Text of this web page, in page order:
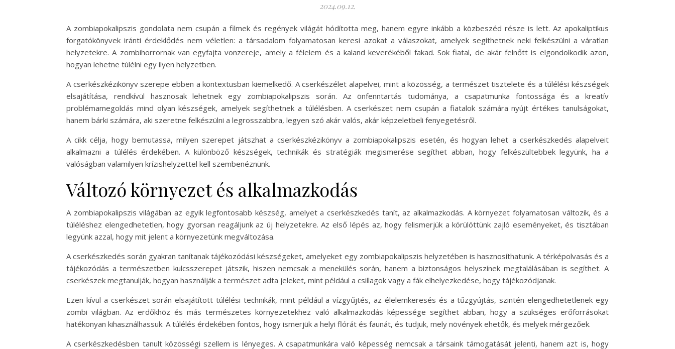
2024.09.12.
A zombiapokalipszis gondolata nem csupán a filmek és regények világát hódította meg, hanem egyre inkább a közbeszéd része is lett. Az apokaliptikus
forgatókönyvek iránti érdeklődés nem véletlen: a társadalom folyamatosan keresi azokat a válaszokat, amelyek segíthetnek neki felkészülni a váratlan
helyzetekre. A zombihorrornak van egyfajta vonzereje, amely a félelem és a kaland keverékéből fakad. Sok fiatal, de akár felnőtt is elgondolkodik azon,
hogyan lehetne túlélni egy ilyen helyzetben.
A cserkészkézikönyv szerepe ebben a kontextusban kiemelkedő. A cserkészélet alapelvei, mint a közösség, a természet tisztelete és a túlélési készségek
elsajátítása, rendkívül hasznosak lehetnek egy zombiapokalipszis során. Az önfenntartás tudománya, a csapatmunka fontossága és a kreatív
problémamegoldás mind olyan készségek, amelyek segíthetnek a túlélésben. A cserkészet nem csupán a fiatalok számára nyújt értékes tanulságokat,
hanem bárki számára, aki szeretne felkészülni a legrosszabbra, legyen szó akár valós, akár képzeletbeli fenyegetésről.
A cikk célja, hogy bemutassa, milyen szerepet játszhat a cserkészkézikönyv a zombiapokalipszis esetén, és hogyan lehet a cserkészkedés alapelveit
alkalmazni a túlélés érdekében. A különböző készségek, technikák és stratégiák megismerése segíthet abban, hogy felkészültebbek legyünk, ha a
valóságban valamilyen krízishelyzettel kell szembenéznünk.
Változó környezet és alkalmazkodás
A zombiapokalipszis világában az egyik legfontosabb készség, amelyet a cserkészkedés tanít, az alkalmazkodás. A környezet folyamatosan változik, és a
túléléshez elengedhetetlen, hogy gyorsan reagáljunk az új helyzetekre. Az első lépés az, hogy felismerjük a körülöttünk zajló eseményeket, és tisztában
legyünk azzal, hogy mit jelent a környezetünk megváltozása.
A cserkészkedés során gyakran tanítanak tájékozódási készségeket, amelyeket egy zombiapokalipszis helyzetében is hasznosíthatunk. A térképolvasás és a
tájékozódás a természetben kulcsszerepet játszik, hiszen nemcsak a menekülés során, hanem a biztonságos helyszínek megtalálásában is segíthet. A
cserkészek megtanulják, hogyan használják a természet adta jeleket, mint például a csillagok vagy a fák elhelyezkedése, hogy tájékozódjanak.
Ezen kívül a cserkészet során elsajátított túlélési technikák, mint például a vízgyűjtés, az élelemkeresés és a tűzgyújtás, szintén elengedhetetlenek egy
zombi világban. Az erdőkhöz és más természetes környezetekhez való alkalmazkodás képessége segíthet abban, hogy a szükséges erőforrásokat
hatékonyan kihasználhassuk. A túlélés érdekében fontos, hogy ismerjük a helyi flórát és faunát, és tudjuk, mely növények ehetők, és melyek mérgezőek.
A cserkészkedésben tanult közösségi szellem is lényeges. A csapatmunkára való képesség nemcsak a társaink támogatását jelenti, hanem azt is, hogy